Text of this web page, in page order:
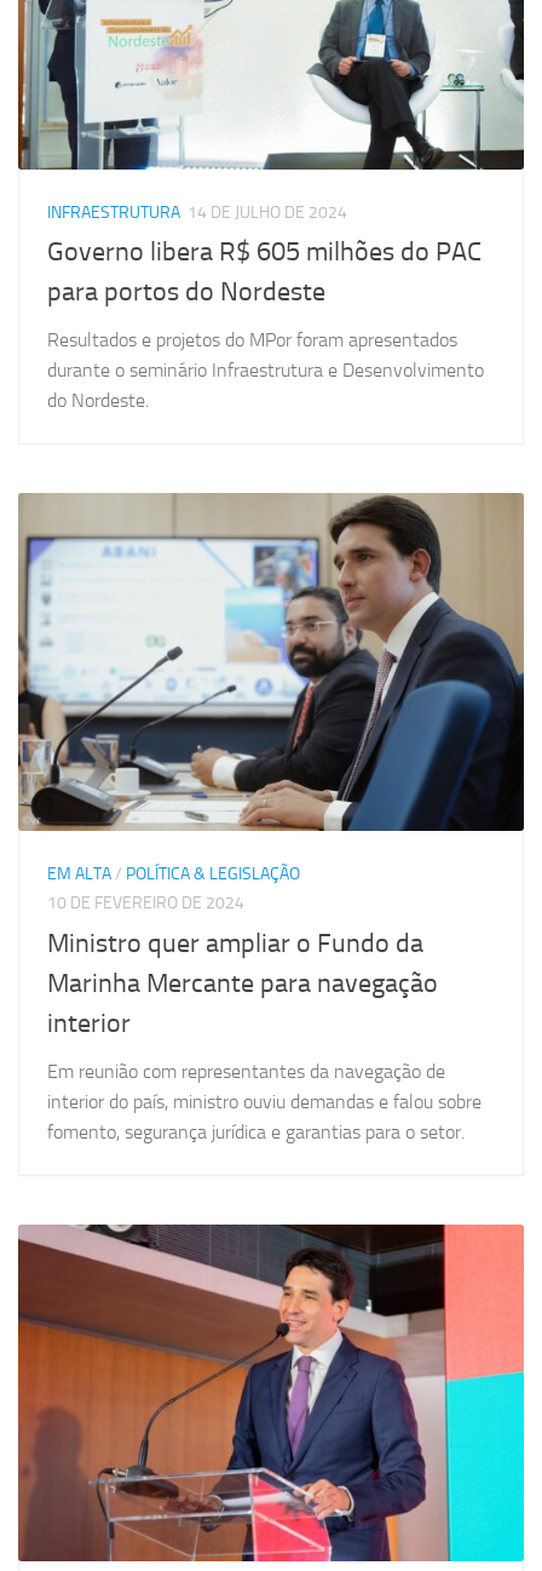
INFRAESTRUTURA 14 DE JULHO DE 2024
Governo libera R$ 605 milhões do PAC
para portos do Nordeste
Resultados e projetos do MPor foram apresentados
durante o seminário Infraestrutura e Desenvolvimento
do Nordeste.
EM ALTA/ POLÍTICA & LEGISLAÇÃO
10 DE FEVEREIRO DE 2024
Ministro quer ampliar o Fundo da
Marinha Mercante para navegação
interior
Em reunião com representantes da navegação de
interior do país, ministro ouviu demandas e falou sobre
fomento, segurança jurídica e garantias para o setor.